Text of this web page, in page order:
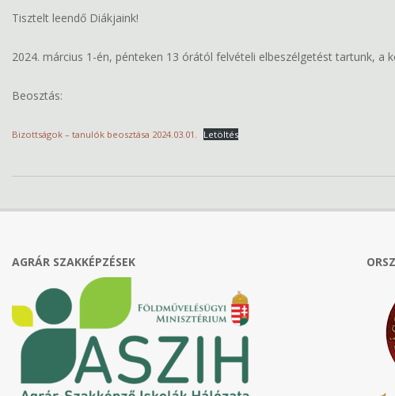
Tisztelt leendő Diákjaink!
2024. március 1-én, pénteken 13 órától felvételi elbeszélgetést tartunk, a
Beosztás:
Bizottságok – tanulók beosztása 2024.03.01. Letöltés
AGRÁR SZAKKÉPZÉSEK